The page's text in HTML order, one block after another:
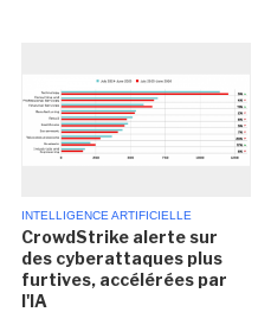
INTELLIGENCE ARTIFICIELLE
CrowdStrike alerte sur
des cyberattaques plus
furtives, accélérées par
l'IA